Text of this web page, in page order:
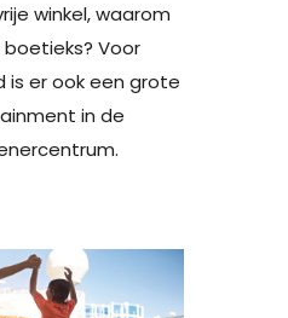
winkel, waarom
Voor
is er ook een grote
in de